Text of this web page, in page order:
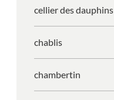
cellier des dauphins
chablis
chambertin